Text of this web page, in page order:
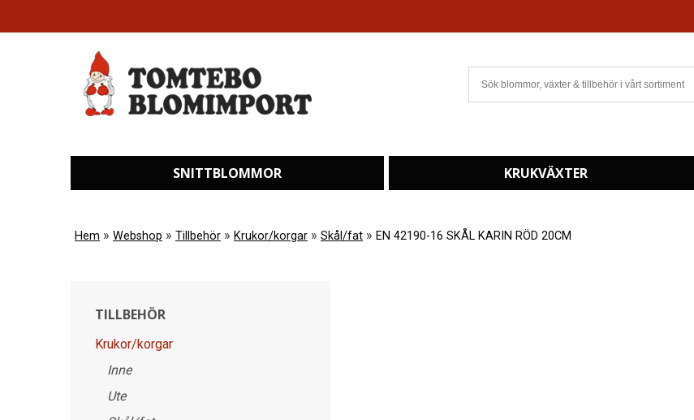
SNITTBLOMMOR KRUKVÄXTER
Hem » Webshop » Tillbehör » Krukor/korgar » Skål/fat » EN 42190-16 SKÅL KARIN RÖD 20CM
TILLBEHÖR
Krukor/korgar
Inne
Ute